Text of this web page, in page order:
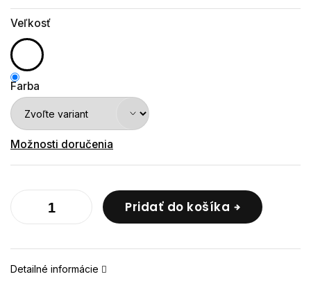
Veľkosť
Farba
Možnosti doručenia
Pridať do košíka
Detailné informácie